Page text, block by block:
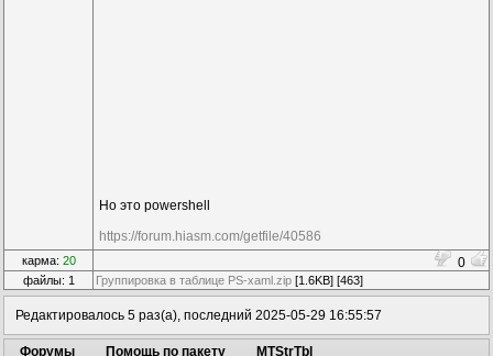
Но это powershell
https://forum.hiasm.com/getfile/40586
карма: 20 0
файлы: 1 Группировка в таблице PS-xaml.zip [1.6KB] [463]
Редактировалось 5 раз(а), последний 2025-05-29 16:55:57
Форумы Помощь по пакету MTStrTbl